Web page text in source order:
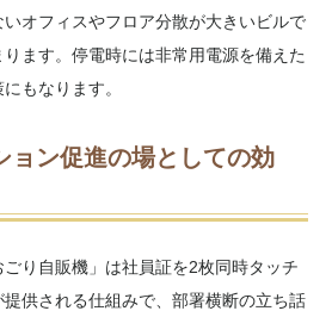
オフィスやフロア分散が大きいビルで
ます。停電時には非常用電源を備えた
もなります。
ョン促進の場としての効
り自販機」は社員証を2枚同時タッチ
供される仕組みで、部署横断の立ち話